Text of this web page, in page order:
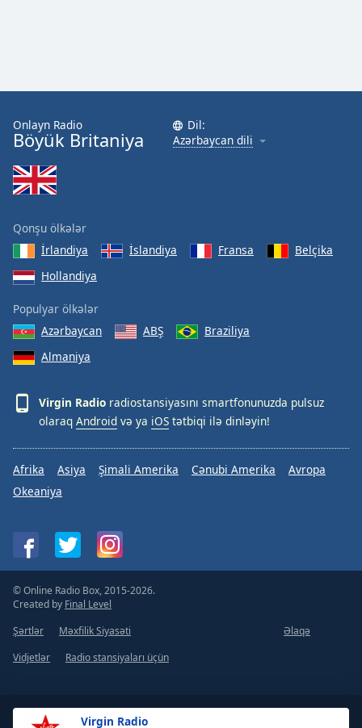
Virgin Radio
Onlayn Radio
Böyük Britaniya
Dil:
Azərbaycan dili
Qonşu ölkələr
İrlandiya
İslandiya Fransa
Belçika
Hollandiya
Populyar ölkələr
Azərbaycan
ABŞ
Braziliya
Almaniya
Virgin Radio radiostansiyasını smartfonunuzda pulsuz
olaraq Android və ya iOS tətbiqi ilə dinləyin!
Afrika Asiya Şimali Amerika Cənubi Amerika
Avropa
Okeaniya
© Online Radio Box, 2015-2026.
Created by Final Level
Şərtlər
Məxfilik Siyasəti
Əlaqə
Vidjetlər
Radio stansiyaları üçün